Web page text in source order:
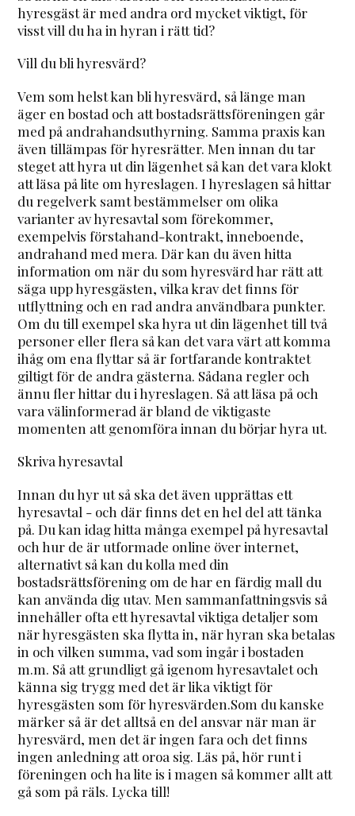
hyresgäst är med andra ord mycket viktigt, för
visst vill du ha in hyran i rätt tid?
Vill du bli hyresvärd?
Vem som helst kan bli hyresvärd, så länge man
äger en bostad och att bostadsrättsföreningen går
med på andrahandsuthyrning. Samma praxis kan
även tillämpas för hyresrätter. Men innan du tar
steget att hyra ut din lägenhet så kan det vara klokt
att läsa på lite om hyreslagen. I hyreslagen så hittar
du regelverk samt bestämmelser om olika
varianter av hyresavtal som förekommer,
exempelvis förstahand-kontrakt, inneboende,
andrahand med mera. Där kan du även hitta
information om när du som hyresvärd har rätt att
säga upp hyresgästen, vilka krav det finns för
utflyttning och en rad andra användbara punkter.
Om du till exempel ska hyra ut din lägenhet till två
personer eller flera så kan det vara värt att komma
ihåg om ena flyttar så är fortfarande kontraktet
giltigt för de andra gästerna. Sådana regler och
ännu fler hittar du i hyreslagen. Så att läsa på och
vara välinformerad är bland de viktigaste
momenten att genomföra innan du börjar hyra ut.
Skriva hyresavtal
Innan du hyr ut så ska det även upprättas ett
hyresavtal - och där finns det en hel del att tänka
på. Du kan idag hitta många exempel på hyresavtal
och hur de är utformade online över internet,
alternativt så kan du kolla med din
bostadsrättsförening om de har en färdig mall du
kan använda dig utav. Men sammanfattningsvis så
innehåller ofta ett hyresavtal viktiga detaljer som
när hyresgästen ska flytta in, när hyran ska betalas
in och vilken summa, vad som ingår i bostaden
m.m. Så att grundligt gå igenom hyresavtalet och
känna sig trygg med det är lika viktigt för
hyresgästen som för hyresvärden.Som du kanske
märker så är det alltså en del ansvar när man är
hyresvärd, men det är ingen fara och det finns
ingen anledning att oroa sig. Läs på, hör runt i
föreningen och ha lite is i magen så kommer allt att
gå som på räls. Lycka till!